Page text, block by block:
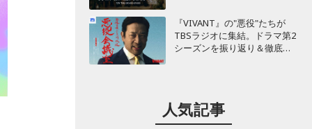
『VIVANT』の"悪役"たちが
TBSラジオに集結。ドラマ第2
シーズンを振り返り＆徹底考
人気記事